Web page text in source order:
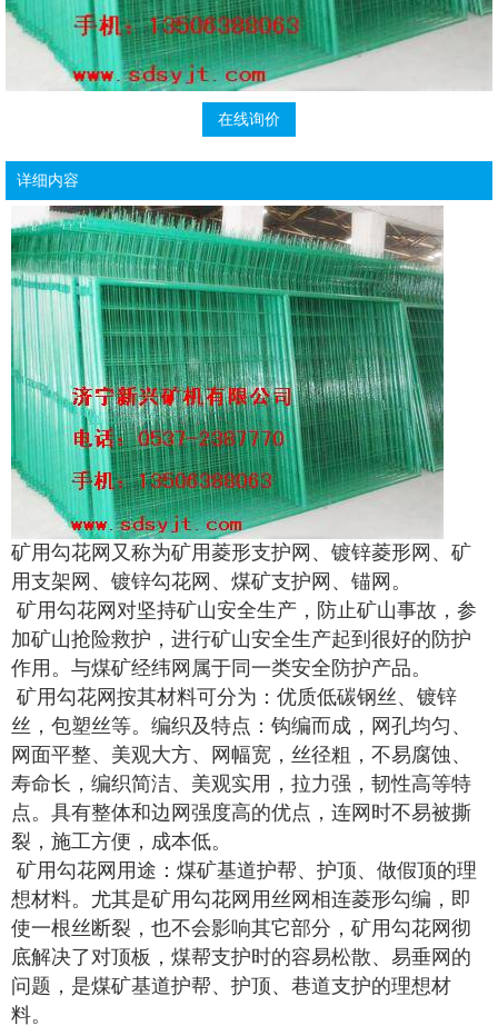
在线询价
详细内容
矿用勾花网又称为矿用菱形支护网、镀锌菱形网、矿
用支架网、镀锌勾花网、煤矿支护网、锚网。
矿用勾花网对坚持矿山安全生产，防止矿山事故，参
加矿山抢险救护，进行矿山安全生产起到很好的防护
作用。与煤矿经纬网属于同一类安全防护产品。
矿用勾花网按其材料可分为：优质低碳钢丝、镀锌
丝，包塑丝等。 编织及特点：钩编而成，网孔均匀、
网面平整、美观大方、网幅宽，丝径粗，不易腐蚀、
寿命长，编织简洁、美观实用，拉力强，韧性高等特
点。具有整体和边网强度高的优点，连网时不易被撕
裂，施工方便，成本低。
矿用勾花网用途：煤矿基道护帮、护顶、做假顶的理
想材料。尤其是矿用勾花网用丝网相连菱形勾编，即
使一根丝断裂，也不会影响其它部分，矿用勾花网彻
底解决了对顶板，煤帮支护时的容易松散、易垂网的
问题，是煤矿基道护帮、护顶、巷道支护的理想材
料。